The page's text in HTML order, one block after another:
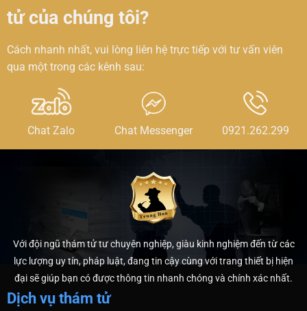
tử của chúng tôi?
Cách nhanh nhất, vui lòng liên hệ trực tiếp với tư vấn viên
qua một trong các kênh sau:
Chat Zalo Chat Messenger 0921.262.299
Với đội ngũ thám tử tư chuyên nghiệp, giàu kinh nghiệm đến từ các
lực lượng uy tín, pháp luật, đang tin cậy cùng với trang thiết bị hiện
đại sẽ giúp bạn có được thông tin nhanh chóng và chính xác nhất.
Dịch vụ thám tử